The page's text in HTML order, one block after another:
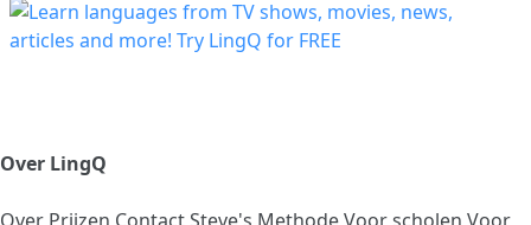
Over LingQ
Over Prijzen ContactSteve's MethodeVoor scholen Voor